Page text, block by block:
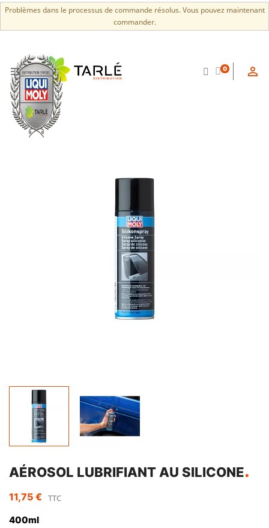
Problèmes dans le processus de commande résolus. Vous pouvez maintenant
commander.
 0 
AÉROSOL LUBRIFIANT AU SILICONE
11,75 € TTC
400ml